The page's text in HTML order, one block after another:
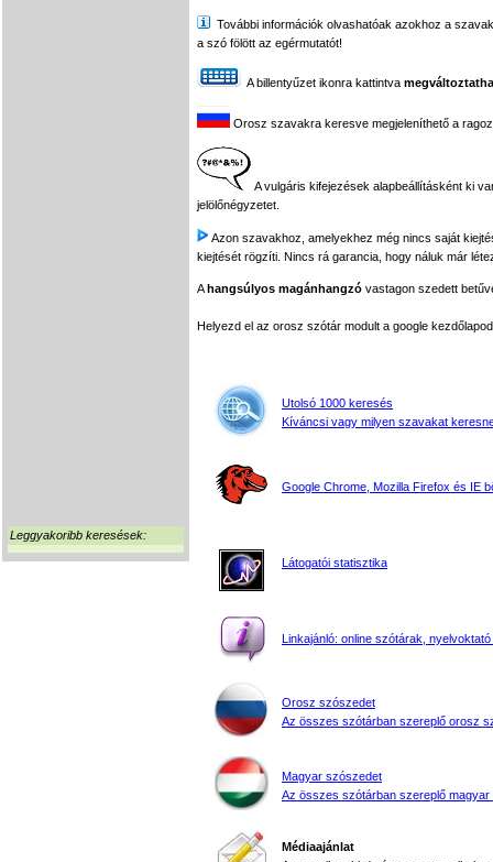
Leggyakoribb keresések:
További információk olvashatóak azokhoz a
a szó fölött az egérmutatót!
A billentyűzet ikonra kattintva
Orosz szavakra keresve megjeleníthető a
A vulgáris kifejezések alapbeállításként ki
jelölőnégyzetet.
Azon szavakhoz, amelyekhez még nincs saját
kiejtését rögzíti. Nincs rá garancia, hogy náluk már
Ahangsúlyos magánhangzó vastagon szedett
Helyezd el az orosz szótár modult a google
Utolsó 1000 keresés
Kíváncsi vagy milyen szavakat
Google Chrome, Mozilla Firefox és IE
Látogatói statisztika
Linkajánló: online szótárak, nyelvoktató
Orosz szószedet
Az összes szótárban szereplő orosz
Magyar szószedet
Az összes szótárban szereplő magyar
Médiaajánlat